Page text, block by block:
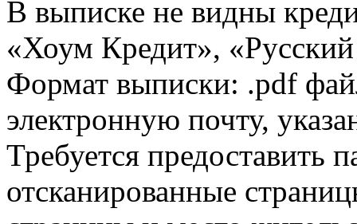
В выписке не видны
«Хоум Кредит»,
Формат выписки: .pdf
электронную почту,
Требуется предоставить
отсканированные